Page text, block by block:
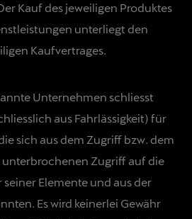
Kauf des jeweiligen Produktes
unterliegt den
Kaufvertrages.
Unternehmen schliesst
aus Fahrlässigkeit) für
sich aus dem Zugriff bzw. dem
Zugriff auf die
Elemente und aus der
Es wird keinerlei Gewähr